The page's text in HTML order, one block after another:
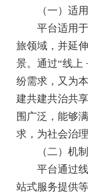
（一）适
平台适用
旅领域，并延
景。通过“线上
纷需求，又为
建共建共治共
围广泛，能够
求，为社会治
（二）机
平台通过
站式服务提供